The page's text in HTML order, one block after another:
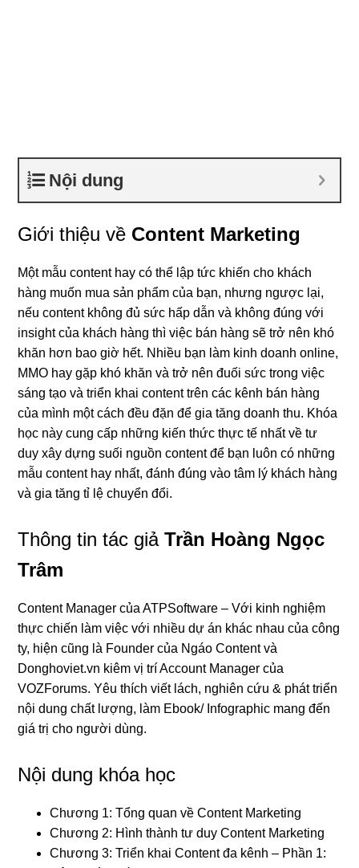
Nội dung
Giới thiệu về Content Marketing
Một mẫu content hay có thể lập tức khiến cho khách
hàng muốn mua sản phẩm của bạn, nhưng ngược lại,
nếu content không đủ sức hấp dẫn và không đúng với
insight của khách hàng thì việc bán hàng sẽ trở nên khó
khăn hơn bao giờ hết. Nhiều bạn làm kinh doanh online,
MMO hay gặp khó khăn và trở nên đuối sức trong việc
sáng tạo và triển khai content trên các kênh bán hàng
của mình một cách đều đặn để gia tăng doanh thu. Khóa
học này cung cấp những kiến thức thực tế nhất về tư
duy xây dựng suối nguồn content để bạn luôn có những
mẫu content hay nhất, đánh đúng vào tâm lý khách hàng
và gia tăng tỉ lệ chuyển đổi.
Thông tin tác giảTrần Hoàng Ngọc
Trâm
Content Manager của ATPSoftware – Với kinh nghiệm
thực chiến làm việc với nhiều dự án khác nhau của công
ty, hiện cũng là Founder của Ngáo Content và
Donghoviet.vn kiêm vị trí Account Manager của
VOZForums. Yêu thích viết lách, nghiên cứu & phát triển
nội dung chất lượng, làm Ebook/ Infographic mang đến
giá trị cho người dùng.
Nội dung khóa học
Chương 1: Tổng quan về Content Marketing
Chương 2: Hình thành tư duy Content Marketing
Chương 3: Triển khai Content đa kênh – Phần 1: